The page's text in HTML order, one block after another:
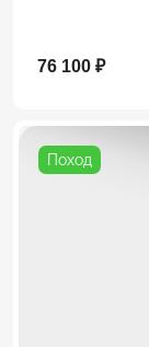
76 100 ₽
Поход